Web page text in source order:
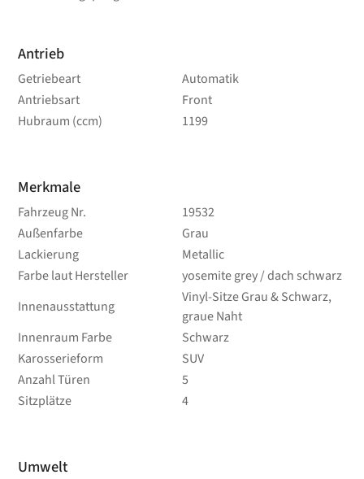
Antrieb
Getriebeart
Automatik
Antriebsart
Front
Hubraum (ccm)
1199
Merkmale
Fahrzeug Nr.
19532
Außenfarbe
Grau
Lackierung
Metallic
Farbe laut Hersteller
yosemite grey / dach schwarz
Innenausstattung
Vinyl-Sitze Grau & Schwarz,
graue Naht
Innenraum Farbe
Schwarz
Karosserieform
SUV
Anzahl Türen
5
Sitzplätze
4
Umwelt